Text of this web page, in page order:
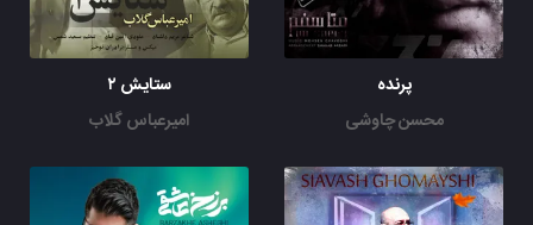
پرنده
محسن چاوشی
ستایش ۲
امیرعباس گلاب